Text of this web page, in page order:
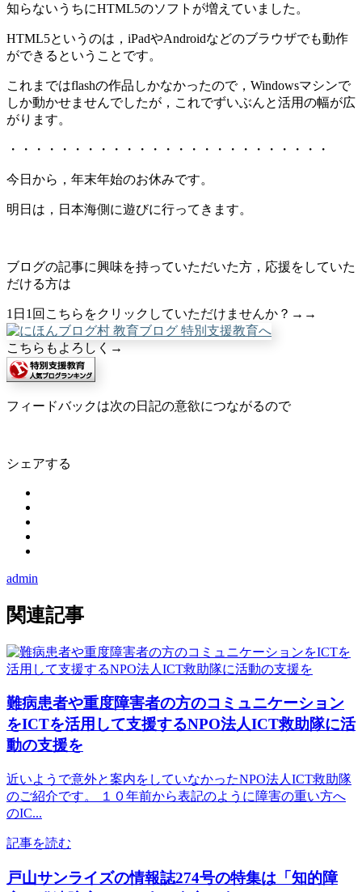
知らないうちにHTML5のソフトが増えていました。
HTML5というのは，iPadやAndroidなどのブラウザでも動作
ができるということです。
これまではflashの作品しかなかったので，Windowsマシンで
しか動かせませんでしたが，これでずいぶんと活用の幅が広
がります。
・・・・・・・・・・・・・・・・・・・・・・・・・
今日から，年末年始のお休みです。
明日は，日本海側に遊びに行ってきます。
ブログの記事に興味を持っていただいた方，応援をしていた
だける方は
1日1回こちらをクリックしていただけませんか？→→
こちらもよろしく→
フィードバックは次の日記の意欲につながるので
シェアする
admin
関連記事
難病患者や重度障害者の方のコミュニケーション
をICTを活用して支援するNPO法人ICT救助隊に活
動の支援を
近いようで意外と案内をしていなかったNPO法人ICT救助隊
のご紹介です。 １０年前から表記のように障害の重い方へ
のIC...
記事を読む
戸山サンライズの情報誌274号の特集は「知的障